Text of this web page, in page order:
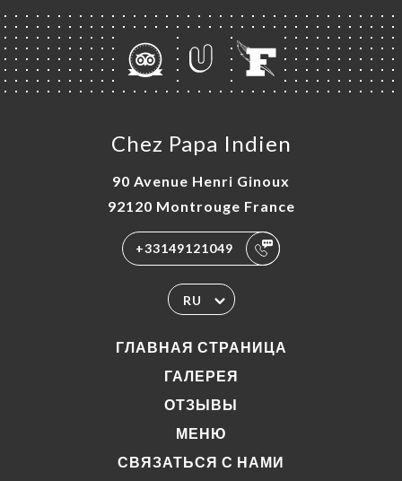
Chez Papa Indien
90 Avenue Henri Ginoux
92120 Montrouge France
+33149121049
RU
ГЛАВНАЯ СТРАНИЦА
ГАЛЕРЕЯ
ОТЗЫВЫ
МЕНЮ
СВЯЗАТЬСЯ С НАМИ